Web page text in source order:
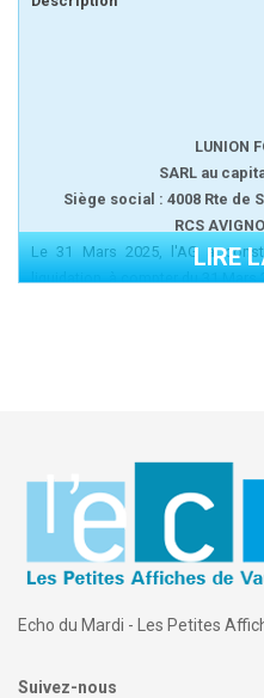
LUNION
SARL au
Siège social : 4008 Rte de
RCS
Le 31 Mars 2025, l'AG a
liquidation, à compter du 31 Mars
LIRE
Echo du Mardi - Les Petites
Suivez-nous